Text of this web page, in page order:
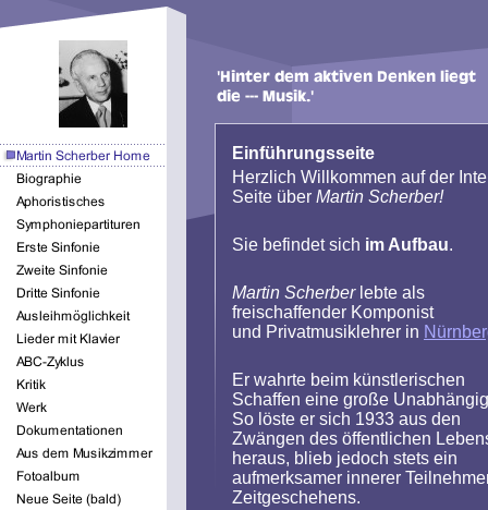
Einführungsseite
Herzlich Willkommen auf der
Seite über Martin Scherber!
Sie befindet sich im Aufbau.
Martin Scherber lebte als
freischaffender Komponist
und Privatmusiklehrer in
Er wahrte beim künstlerischen
Schaffen eine große
So löste er sich 1933 aus den
Zwängen des öffentlichen
heraus, blieb jedoch stets ein
aufmerksamer innerer
Zeitgeschehens.